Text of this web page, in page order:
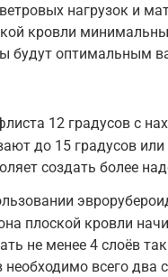
нагрузок и
кровли
будут оптимальным
12 градусов с
до 15 градусов
создать более
плоской кровли
не менее 4 слоёв
необходимо всего